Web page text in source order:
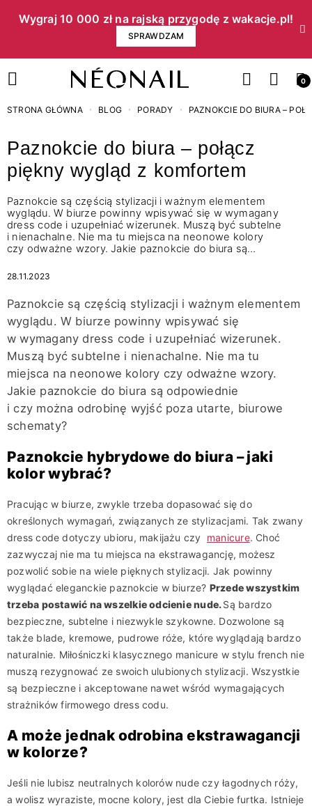
Wygraj 10 000 zł na rajską przygodę z wakacje.pl!​
SPRAWDZAM
0
STRONA GŁÓWNA BLOG PORADY PAZNOKCIE DO BIURA –
Paznokcie do biura – połącz
piękny wygląd z komfortem
Paznokcie są częścią stylizacji i ważnym elementem
wyglądu. W biurze powinny wpisywać się w wymagany
dress code i uzupełniać wizerunek. Muszą być subtelne
i nienachalne. Nie ma tu miejsca na neonowe kolory
czy odważne wzory. Jakie paznokcie do biura są…
28.11.2023
Paznokcie są częścią stylizacji i ważnym elementem
wyglądu. W biurze powinny wpisywać się
w wymagany dress code i uzupełniać wizerunek.
Muszą być subtelne i nienachalne. Nie ma tu
miejsca na neonowe kolory czy odważne wzory.
Jakie paznokcie do biura są odpowiednie
i czy można odrobinę wyjść poza utarte, biurowe
schematy?
Paznokcie hybrydowe do biura – jaki
kolor wybrać?
Pracując w biurze, zwykle trzeba dopasować się do
określonych wymagań, związanych ze stylizacjami. Tak zwany
dress code dotyczy ubioru, makijażu czy manicure. Choć
zazwyczaj nie ma tu miejsca na ekstrawagancję, możesz
pozwolić sobie na wiele pięknych stylizacji. Jak powinny
wyglądać eleganckie paznokcie w biurze? Przede wszystkim
trzeba postawić na wszelkie odcienie nude.Są bardzo
bezpieczne, subtelne i niezwykle szykowne. Dozwolone są
także blade, kremowe, pudrowe róże, które wyglądają bardzo
naturalnie. Miłośniczki klasycznego manicure w stylu french nie
muszą rezygnować ze swoich ulubionych stylizacji. Wszystkie
są bezpieczne i akceptowane nawet wśród wymagających
strażników firmowego dress codu.
A może jednak odrobina ekstrawagancji
w kolorze?
Jeśli nie lubisz neutralnych kolorów nude czy łagodnych róży,
a wolisz wyraziste, mocne kolory, jest dla Ciebie furtka. Istnieje